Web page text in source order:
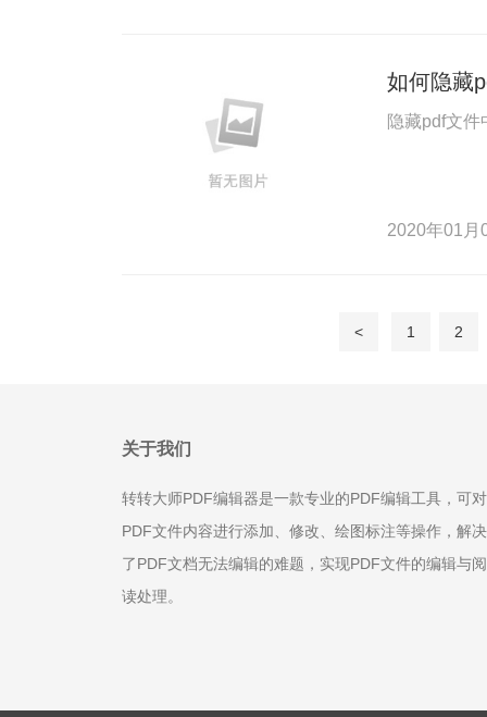
如何隐藏
隐藏pdf文
2020年01月
< 1 2
关于我们
转转大师PDF编辑器是一款专业的PDF编辑工具，可对
PDF文件内容进行添加、修改、绘图标注等操作，解决
了PDF文档无法编辑的难题，实现PDF文件的编辑与阅
读处理。